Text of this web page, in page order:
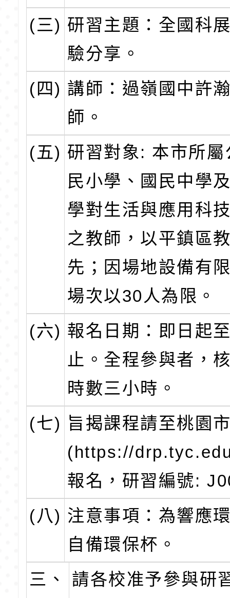
(三) 研習主題：全國科
驗分享。
(四) 講師：過嶺國中許
師。
(五) 研習對象: 本市所屬
民小學、國民中學
學對生活與應用科
之教師，以平鎮區
先；因場地設備有
場次以30人為限。
(六) 報名日期：即日起
止。全程參與者，
時數三小時。
(七) 旨揭課程請至桃園
(https://
報名，研習編號:
(八) 注意事項：為響應
自備環保杯。
三、
請各校准予參與研